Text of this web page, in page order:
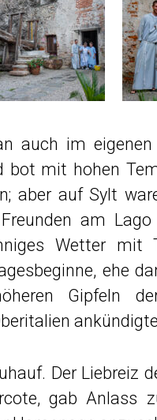
auch im
bot mit hohen
aber auf Sylt
am
Wetter mit
ehe
Gipfeln
Der Liebreiz
gab Anlass